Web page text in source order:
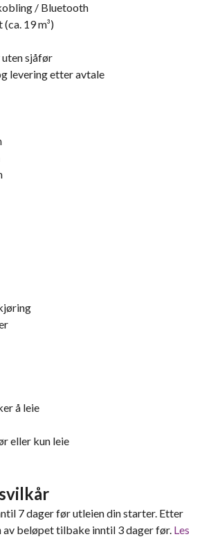
/ Bluetooth
19 m³)
uten sjåfør
levering etter avtale
å leie
eller kun leie
7 dager før utleien din starter. Etter
av beløpet tilbake inntil 3 dager før. Les